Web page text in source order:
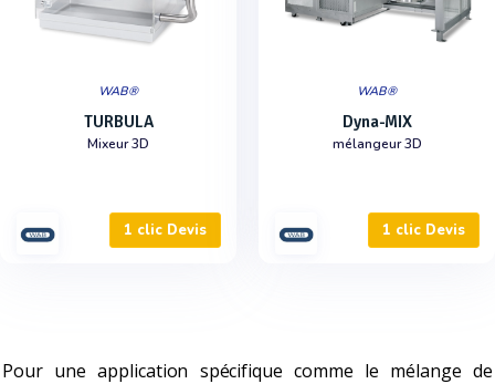
WAB®
TURBULA
Mixeur 3D
1 clic Devis
WAB®
Dyna-MIX
mélangeur 3D
1 clic Devis
Pour une application spécifique comme le mélange de